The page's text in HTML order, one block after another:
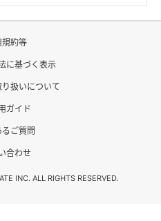
規約等
に基づく表示
扱いについて
ガイド
ご質問
合わせ
INC. ALL RIGHTS RESERVED.